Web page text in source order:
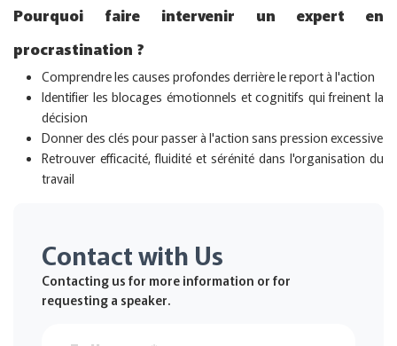
Pourquoi faire intervenir un expert en
procrastination ?
Comprendre les causes profondes derrière le report à l'action
Identifier les blocages émotionnels et cognitifs qui freinent la
décision
Donner des clés pour passer à l'action sans pression excessive
Retrouver efficacité, fluidité et sérénité dans l'organisation du
travail
Contact with Us
Contacting us for more information or for
requesting a speaker.